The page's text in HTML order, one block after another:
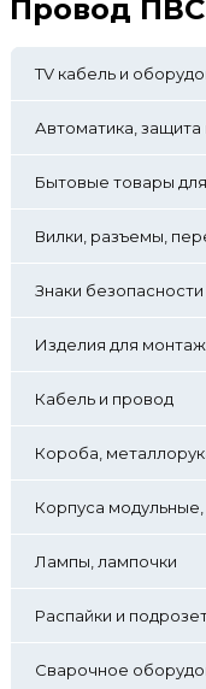
Провод
TV кабель и
Автоматика, защита
Бытовые товары
Вилки, разъемы,
Знаки безопасности
Изделия для
Кабель и провод
Короба,
Корпуса
Лампы, лампочки
Распайки и
Сварочное